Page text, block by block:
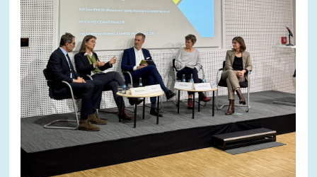
FORSCHUNG
SERVICE
GREMIEN
VERNETZUNG
Jahr
Bitte wählen Sie ein Jahr
Monat
Bitte wählen Sie einen Monat